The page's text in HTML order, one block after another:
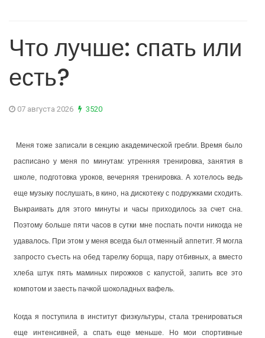
Что лучше: спать или
есть?
07 августа 2026 3520
Меня тоже записали в секцию академической гребли. Время было
расписано у меня по минутам: утренняя тренировка, занятия в
школе, подготовка уроков, вечерняя тренировка. А хотелось ведь
еще музыку послушать, в кино, на дискотеку с подружками сходить.
Выкраивать для этого минуты и часы приходилось за счет сна.
Поэтому больше пяти часов в сутки мне поспать почти никогда не
удавалось. При этом у меня всегда был отменный аппетит. Я могла
запросто съесть на обед тарелку борща, пару отбивных, а вместо
хлеба штук пять маминых пирожков с капустой, запить все это
компотом и заесть пачкой шоколадных вафель.
Когда я поступила в институт физкультуры, стала тренироваться
еще интенсивней, а спать еще меньше. Но мои спортивные